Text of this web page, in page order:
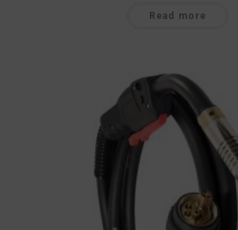
Read more